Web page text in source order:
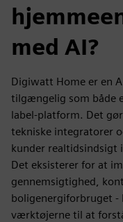
med AI?
Digiwatt Home er en
tilgængelig som både
label-platform. Det
tekniske integratorer
kunder realtidsindsigt
Det eksisterer for at
gennemsigtighed,
boligenergiforbruget -
værktøjerne til at